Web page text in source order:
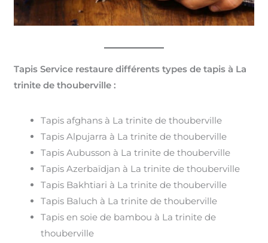
Tapis Service restaure différents types de tapis à La
trinite de thouberville :
Tapis afghans à La trinite de thouberville
Tapis Alpujarra à La trinite de thouberville
Tapis Aubusson à La trinite de thouberville
Tapis Azerbaïdjan à La trinite de thouberville
Tapis Bakhtiari à La trinite de thouberville
Tapis Baluch à La trinite de thouberville
Tapis en soie de bambou à La trinite de
thouberville